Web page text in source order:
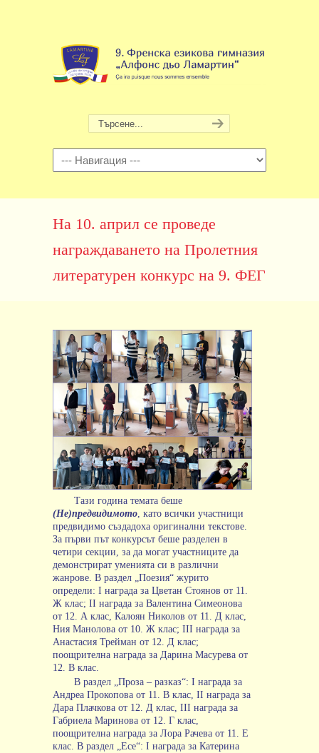
Навигация
На 10. април се проведе
награждаването на Пролетния
литературен конкурс на 9. ФЕГ
Тази година темата беше
(Не)предвидимото, като всички участници
предвидимо създадоха оригинални текстове.
За първи път конкурсът беше разделен в
четири секции, за да могат участниците да
демонстрират уменията си в различни
жанрове. В раздел „Поезия“ журито
определи: I награда за Цветан Стоянов от 11.
Ж клас; II награда за Валентина Симеонова
от 12. А клас, Калоян Николов от 11. Д клас,
Ния Манолова от 10. Ж клас; III награда за
Анастасия Трейман от 12. Д клас;
поощрителна награда за Дарина Масурева от
12. В клас.
В раздел „Проза – разказ“: I награда за
Андреа Прокопова от 11. В клас, II награда за
Дара Плачкова от 12. Д клас, III награда за
Габриела Маринова от 12. Г клас,
поощрителна награда за Лора Рачева от 11. Е
клас. В раздел „Есе“: I награда за Катерина